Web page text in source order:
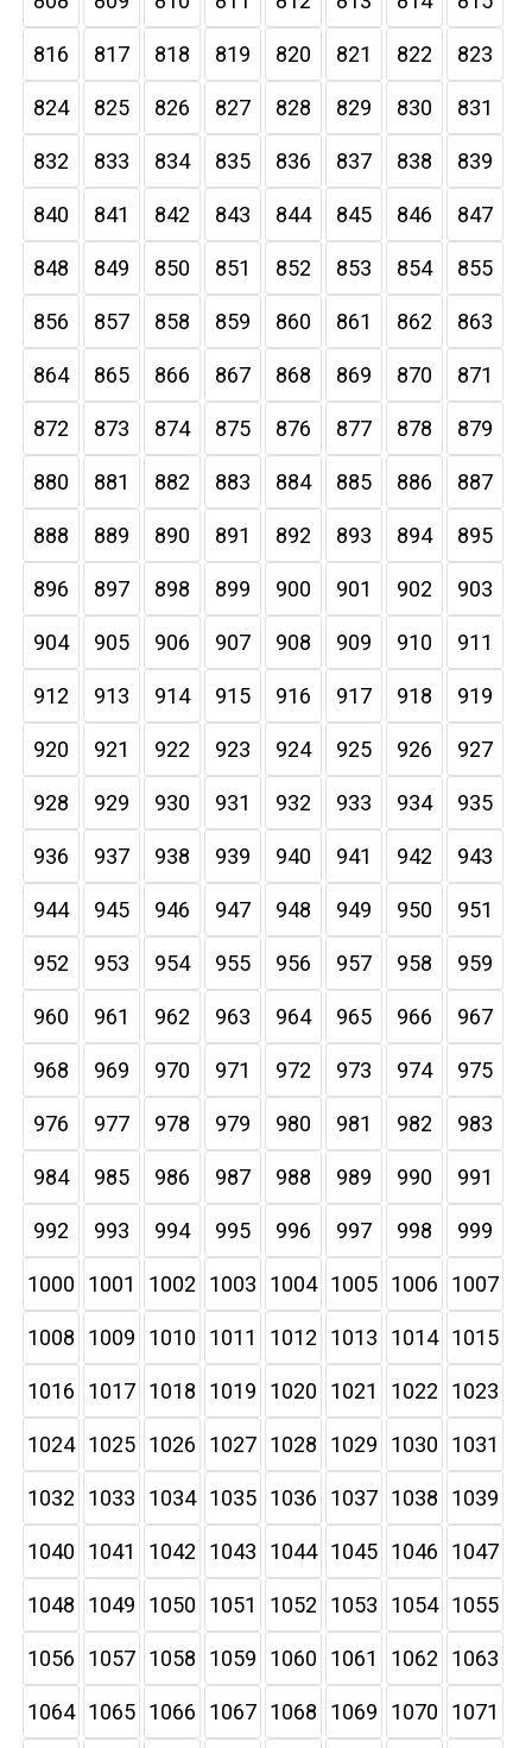
816 817 818 819 820 821 822 823
824 825 826 827 828 829 830 831
832 833 834 835 836 837 838 839
840 841 842 843 844 845 846 847
848 849 850 851 852 853 854 855
856 857 858 859 860 861 862 863
864 865 866 867 868 869 870 871
872 873 874 875 876 877 878 879
880 881 882 883 884 885 886 887
888 889 890 891 892 893 894 895
896 897 898 899 900 901 902 903
904 905 906 907 908 909 910 911
912 913 914 915 916 917 918 919
920 921 922 923 924 925 926 927
928 929 930 931 932 933 934 935
936 937 938 939 940 941 942 943
944 945 946 947 948 949 950 951
952 953 954 955 956 957 958 959
960 961 962 963 964 965 966 967
968 969 970 971 972 973 974 975
976 977 978 979 980 981 982 983
984 985 986 987 988 989 990 991
992 993 994 995 996 997 998 999
1000 1001 1002 1003 1004 1005 1006 1007
1008 1009 1010 1011 1012 1013 1014 1015
1016 1017 1018 1019 1020 1021 1022 1023
1024 1025 1026 1027 1028 1029 1030 1031
1032 1033 1034 1035 1036 1037 1038 1039
1040 1041 1042 1043 1044 1045 1046 1047
1048 1049 1050 1051 1052 1053 1054 1055
1056 1057 1058 1059 1060 1061 1062 1063
1064 1065 1066 1067 1068 1069 1070 1071